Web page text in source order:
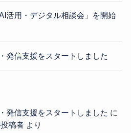
活用・デジタル相談会」を開始
発信支援をスタートしました
発信支援をスタートしました に
稿者より